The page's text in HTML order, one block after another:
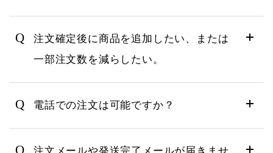
Q
注文確定後に商品を追加したい、または
一部注文数を減らしたい。
Q 電話での注文は可能ですか？
Q